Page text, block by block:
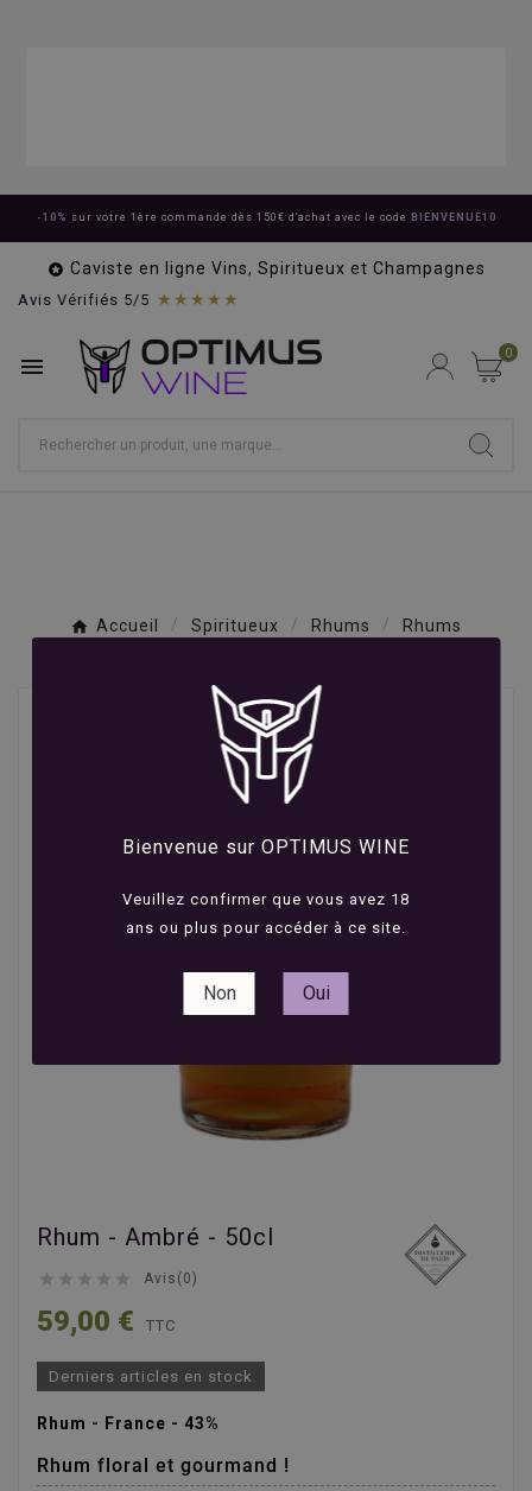
Bienvenue sur OPTIMUS WINE
Veuillez confirmer que vous avez 18
ans ou plus pour accéder à ce site.
Non Oui
-10% sur votre 1ère commande dès 150€ d'achat avec le code BIENVENUE10
 Caviste en ligne Vins, Spiritueux et Champagnes
Avis Vérifiés 5/5 ★★★★★
 0
Accueil Spiritueux Rhums
Rhums
Rhum - Ambré - 50cl
     Avis(0)
59,00 € TTC
Derniers articles en stock
Rhum - France - 43%
Rhum floral et gourmand !